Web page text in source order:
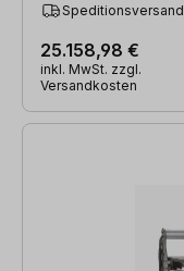
Speditionsversand
25.158,98 €
inkl. MwSt. zzgl.
Versandkosten